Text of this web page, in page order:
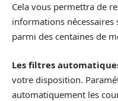
Cela vous permettra de
informations
parmi des centaines de
Les filtres
votre disposition.
automatiquement les